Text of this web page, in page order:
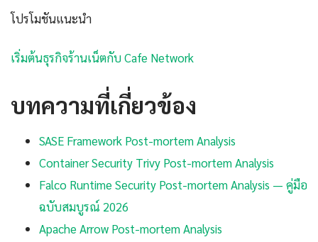
โปรโมชันแนะนำ
เริ่มต้นธุรกิจร้านเน็ตกับ Cafe Network
บทความที่เกี่ยวข้อง
SASE Framework Post-mortem Analysis
Container Security Trivy Post-mortem Analysis
Falco Runtime Security Post-mortem Analysis — คู่มือ
ฉบับสมบูรณ์ 2026
Apache Arrow Post-mortem Analysis